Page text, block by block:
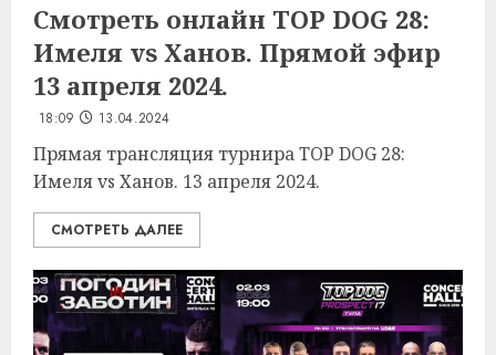
Смотреть онлайн TOP DOG 28:
Имеля vs Ханов. Прямой эфир
13 апреля 2024.
18:09 13.04.2024
Прямая трансляция турнира TOP DOG 28:
Имеля vs Ханов. 13 апреля 2024.
СМОТРЕТЬ ДАЛЕЕ